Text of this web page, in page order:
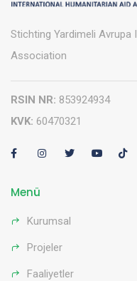
Stichting Yardimeli Avrupa
Association
RSIN NR: 853924934
KVK: 60470321
Menü
Kurumsal
Projeler
Faaliyetler